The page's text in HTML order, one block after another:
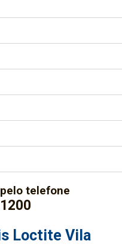
telefone
Loctite Vila